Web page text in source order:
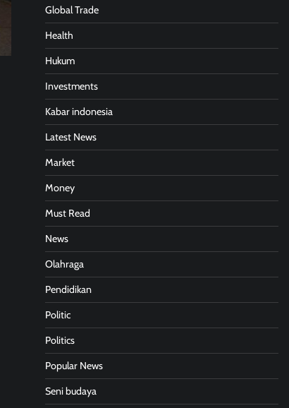
Global Trade
Health
Hukum
Investments
Kabar indonesia
Latest News
Market
Money
Must Read
News
Olahraga
Pendidikan
Politic
Politics
Popular News
Seni budaya